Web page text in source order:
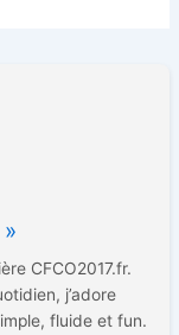
CFCO2017.fr.
j’adore
fluide et fun.